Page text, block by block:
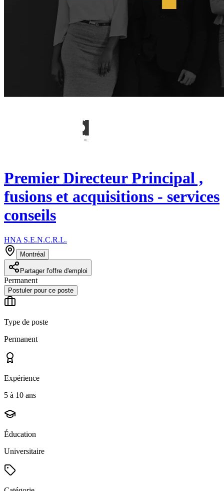
Premier Directeur Principal ,
fusions et acquisitions - services
conseils
HNA S.E.N.C.R.L.
Montréal
Partager l'offre d'emploi
Permanent
Postuler pour ce poste
Type de poste
Permanent
Expérience
5 à 10 ans
Éducation
Universitaire